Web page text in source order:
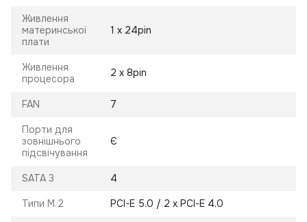
Живлення
материнської
плати
1 х 24pin
Живлення
процесора
2 х 8pin
FAN 7
Порти для
зовнішнього
підсвічування
Є
SATA 3 4
Типи M.2 PCI-E 5.0 / 2 х PCI-E 4.0